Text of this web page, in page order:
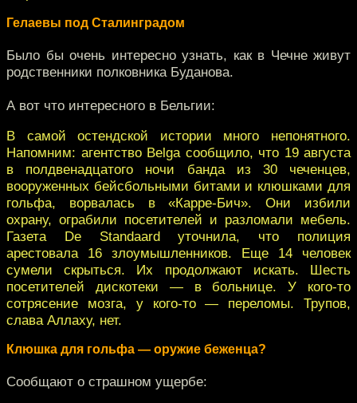
Гелаевы под Сталинградом
Было бы очень интересно узнать, как в Чечне живут
родственники полковника Буданова.
А вот что интересного в Бельгии:
В самой остендской истории много непонятного.
Напомним: агентство Belga сообщило, что 19 августа
в полдвенадцатого ночи банда из 30 чеченцев,
вооруженных бейсбольными битами и клюшками для
гольфа, ворвалась в «Карре-Бич». Они избили
охрану, ограбили посетителей и разломали мебель.
Газета De Standaard уточнила, что полиция
арестовала 16 злоумышленников. Еще 14 человек
сумели скрыться. Их продолжают искать. Шесть
посетителей дискотеки — в больнице. У кого-то
сотрясение мозга, у кого-то — переломы. Трупов,
слава Аллаху, нет.
Клюшка для гольфа — оружие беженца?
Сообщают о страшном ущербе: